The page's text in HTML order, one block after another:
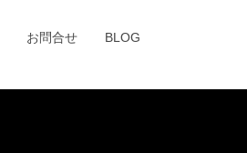
お問合せ BLOG